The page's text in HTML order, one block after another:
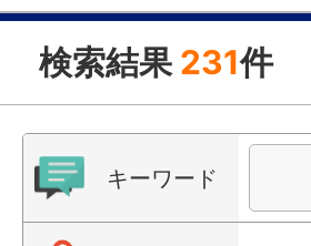
検索結果 231件
キーワード